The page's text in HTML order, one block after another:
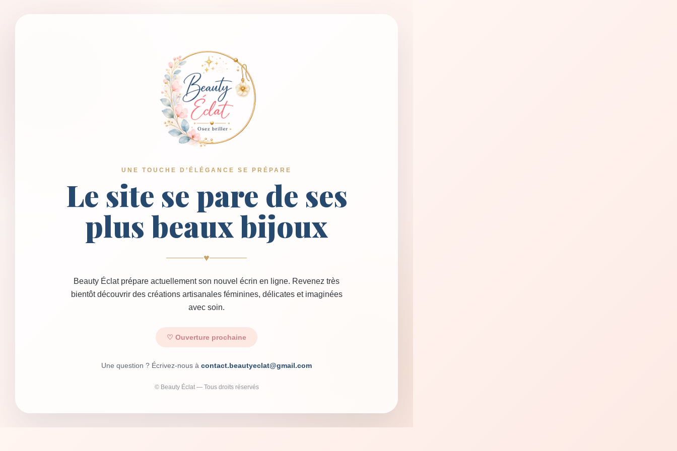
UNE TOUCHE D’ÉLÉGANCE SE PRÉPARE
Le site se pare de ses
plus beaux bijoux
♥
Beauty Éclat prépare actuellement son nouvel écrin en ligne. Revenez très
bientôt découvrir des créations artisanales féminines, délicates et imaginées
avec soin.
♡ Ouverture prochaine
Une question ? Écrivez-nous à contact.beautyeclat@gmail.com
© Beauty Éclat — Tous droits réservés